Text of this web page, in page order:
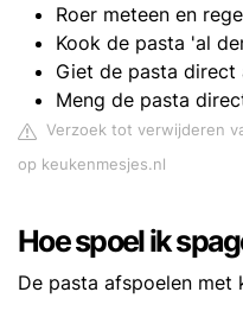
Roer meteen en
Kook de pasta 'al
Giet de pasta direct
Meng de pasta
Verzoek tot verwijderen
op keukenmesjes.nl
Hoe spoel ik
De pasta afspoelen met